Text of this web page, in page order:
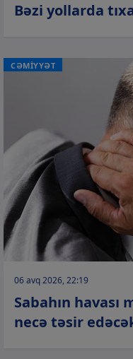
Bəzi yollarda
CƏMİYYƏT
06 avq 2026, 22:19
Sabahın
necə təsir